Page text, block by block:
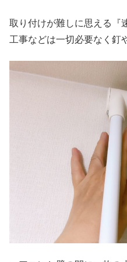
取り付けが難しに思える『
工事などは一切必要なく釘